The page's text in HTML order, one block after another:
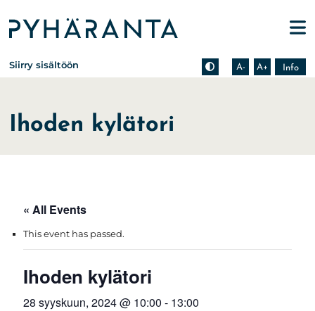
Etusivu
Siirry sisältöön A-
Pienennä tekstin kokoa
A+
Suurenna tekstin kokoa
Info
Tietoa zoomauksesta
Ihoden kylätori
« All Events
This event has passed.
Ihoden kylätori
28 syyskuun, 2024 @ 10:00 - 13:00